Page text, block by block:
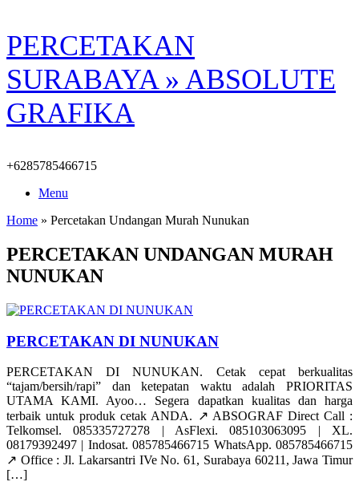
Skip
to
content
PERCETAKAN
SURABAYA » ABSOLUTE
GRAFIKA
+6285785466715
Menu
Home » Percetakan Undangan Murah Nunukan
PERCETAKAN UNDANGAN MURAH
NUNUKAN
PERCETAKAN DI NUNUKAN
PERCETAKAN DI NUNUKAN. Cetak cepat berkualitas
“tajam/bersih/rapi” dan ketepatan waktu adalah PRIORITAS
UTAMA KAMI. Ayoo… Segera dapatkan kualitas dan harga
terbaik untuk produk cetak ANDA. ↗️ ABSOGRAF Direct Call :
Telkomsel. 085335727278 | AsFlexi. 085103063095 | XL.
08179392497 | Indosat. 085785466715 WhatsApp. 085785466715
↗️ Office : Jl. Lakarsantri IVe No. 61, Surabaya 60211, Jawa Timur
[…]